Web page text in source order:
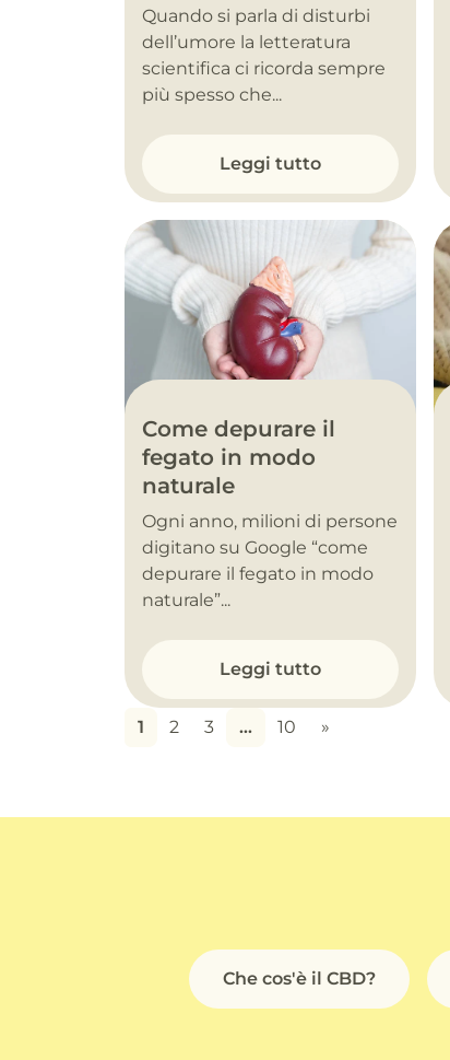
Quando si parla di disturbi
dell’umore la letteratura
scientifica ci ricorda sempre
più spesso che...
Leggi tutto
Come depurare il
fegato in modo
naturale
Ogni anno, milioni di persone
digitano su Google “come
depurare il fegato in modo
naturale”...
Leggi tutto
1 2 3 … 10 »
Che cos'è il CBD?